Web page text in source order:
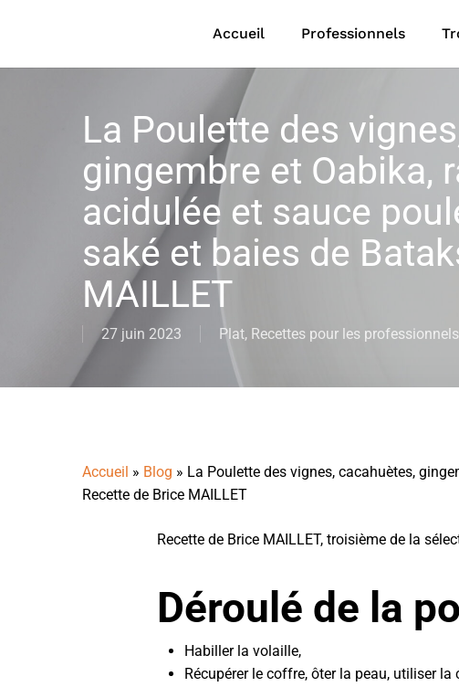
Accueil Professionnels
La Poulette des
gingembre et Oabika,
acidulée et sauce
saké et baies de
MAILLET
27 juin 2023 Plat, Recettes pour les professionnels
Accueil » Blog » La Poulette des vignes, cacahuètes,
Recette de Brice MAILLET
Recette de Brice MAILLET, troisième de la
Déroulé de la
Habiller la volaille,
Récupérer le coffre, ôter la peau, utiliser